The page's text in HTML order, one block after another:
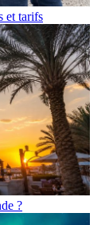
et tarifs
?